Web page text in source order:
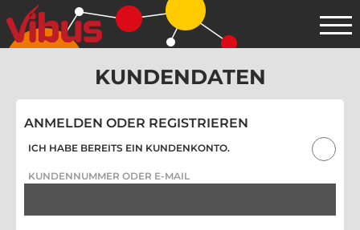
KUNDENDATEN
ANMELDEN ODER REGISTRIEREN
ICH HABE BEREITS EIN KUNDENKONTO.
KUNDENNUMMER ODER E-MAIL